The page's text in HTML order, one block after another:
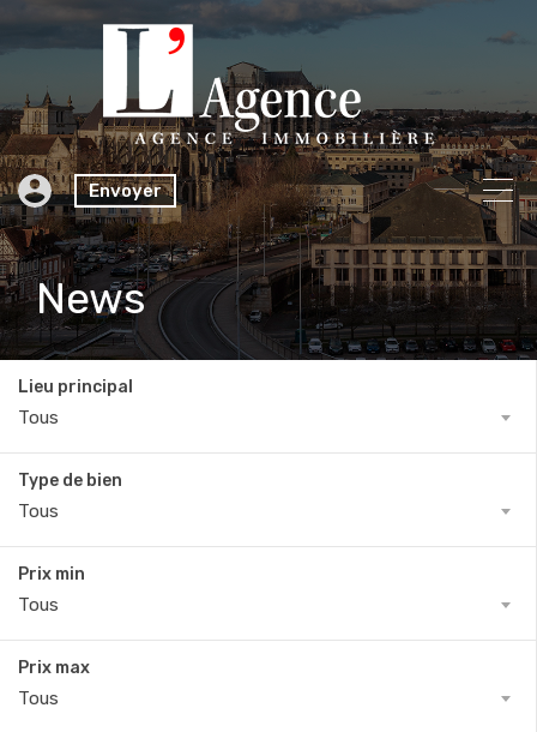
Envoyer
News
Lieu principal
Tous
Type de bien
Tous
Prix min
Tous
Prix max
Tous